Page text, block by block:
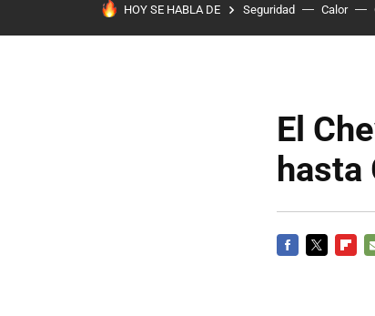
HOY SE HABLA DE Seguridad Calor
El
hasta